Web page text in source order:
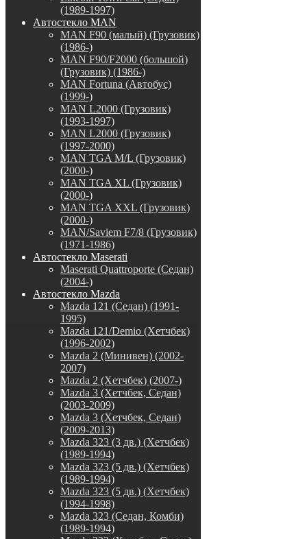
(1989-1997)
Автостекло MAN
MAN F90 (малый) (Грузовик)
(1986-)
MAN F90/F2000 (большой)
(Грузовик) (1986-)
MAN Fortuna (Автобус)
(1999-)
MAN L2000 (Грузовик)
(1993-1997)
MAN L2000 (Грузовик)
(1997-2000)
MAN TGA M/L (Грузовик)
(2000-)
MAN TGA XL (Грузовик)
(2000-)
MAN TGA XXL (Грузовик)
(2000-)
MAN/Saviem F7/8 (Грузовик)
(1971-1986)
Автостекло Maserati
Maserati Quattroporte (Седан)
(2004-)
Автостекло Mazda
Mazda 121 (Седан) (1991-
1995)
Mazda 121/Demio (Хетчбек)
(1996-2002)
Mazda 2 (Минивен) (2002-
2007)
Mazda 2 (Хетчбек) (2007-)
Mazda 3 (Хетчбек, Седан)
(2003-2009)
Mazda 3 (Хетчбек, Седан)
(2009-2013)
Mazda 323 (3 дв.) (Хетчбек)
(1989-1994)
Mazda 323 (5 дв.) (Хетчбек)
(1989-1994)
Mazda 323 (5 дв.) (Хетчбек)
(1994-1998)
Mazda 323 (Седан, Комби)
(1989-1994)